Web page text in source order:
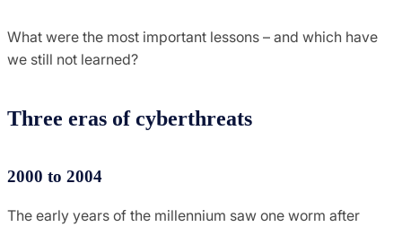
What were the most important lessons – and which have
we still not learned?
Three eras of cyberthreats
2000 to 2004
The early years of the millennium saw one worm after